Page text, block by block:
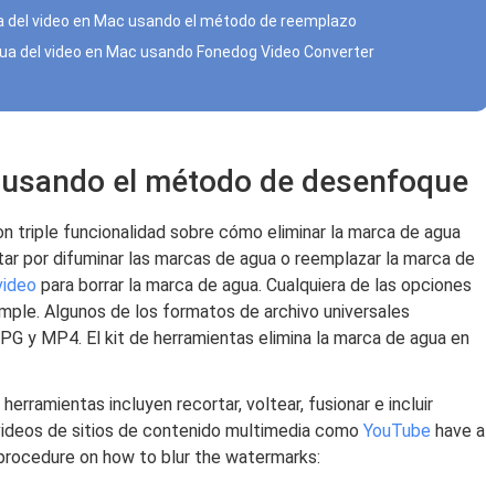
del video en Mac usando el método de reemplazo
del video en Mac usando Fonedog Video Converter
el método de desenfoque
triple funcionalidad sobre cómo eliminar la marca de agua
por difuminar las marcas de agua o reemplazar la marca de
para borrar la marca de agua. Cualquiera de las opciones
Algunos de los formatos de archivo universales
y MP4. El kit de herramientas elimina la marca de agua en
incluyen recortar, voltear, fusionar e incluir
de sitios de contenido multimedia como YouTube have a
on how to blur the watermarks: